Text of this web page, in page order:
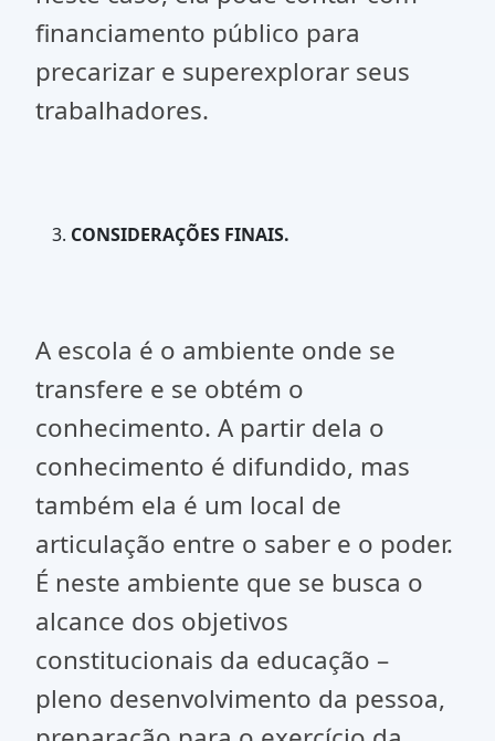
financiamento público para
precarizar e superexplorar seus
trabalhadores.
CONSIDERAÇÕES FINAIS.
A escola é o ambiente onde se
transfere e se obtém o
conhecimento. A partir dela o
conhecimento é difundido, mas
também ela é um local de
articulação entre o saber e o poder.
É neste ambiente que se busca o
alcance dos objetivos
constitucionais da educação –
pleno desenvolvimento da pessoa,